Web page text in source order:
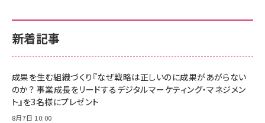
新着記事
成果を生む組織づくり『なぜ戦略は正しいのに成果があがらない
のか？ 事業成長をリードするデジタルマーケティング・マネジメン
ト』を3名様にプレゼント
8月7日 10:00